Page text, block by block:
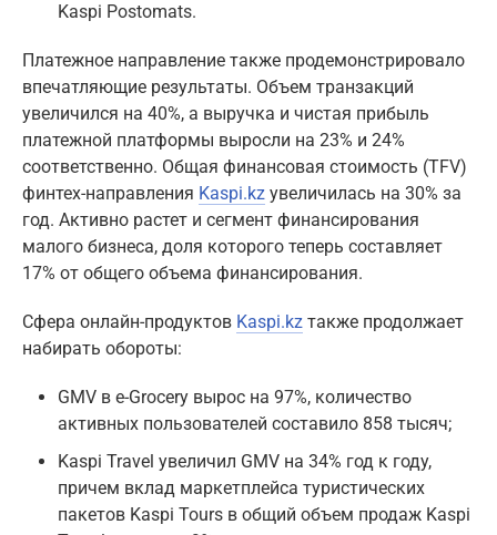
Kaspi Postomats.
Платежное направление также продемонстрировало
впечатляющие результаты. Объем транзакций
увеличился на 40%, а выручка и чистая прибыль
платежной платформы выросли на 23% и 24%
соответственно. Общая финансовая стоимость (TFV)
финтех-направления Kaspi.kz увеличилась на 30% за
год. Активно растет и сегмент финансирования
малого бизнеса, доля которого теперь составляет
17% от общего объема финансирования.
Сфера онлайн-продуктов Kaspi.kz также продолжает
набирать обороты:
GMV в e-Grocery вырос на 97%, количество
активных пользователей составило 858 тысяч;
Kaspi Travel увеличил GMV на 34% год к году,
причем вклад маркетплейса туристических
пакетов Kaspi Tours в общий объем продаж Kaspi